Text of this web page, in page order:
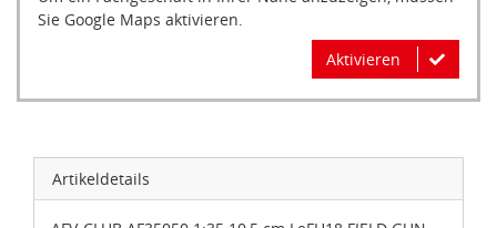
Sie Google Maps aktivieren.
Aktivieren
Artikeldetails